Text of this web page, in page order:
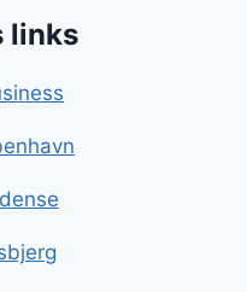
links